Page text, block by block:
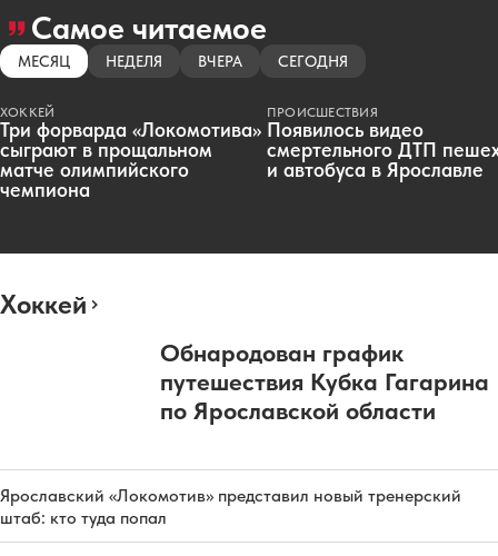
Самое читаемое
МЕСЯЦ НЕДЕЛЯ ВЧЕРА СЕГОДНЯ
ХОККЕЙ
Три форварда «Локомотива»
сыграют в прощальном
матче олимпийского
чемпиона
ПРОИСШЕСТВИЯ
Появилось видео
смертельного ДТП
и автобуса в Ярославле
Хоккей
Обнародован график
путешествия Кубка Гагарина
по Ярославской области
Ярославский «Локомотив» представил новый тренерский
штаб: кто туда попал